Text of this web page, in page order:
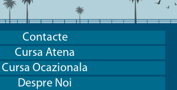
Contacte
Cursa Atena
Cursa Ocazionala
Despre Noi